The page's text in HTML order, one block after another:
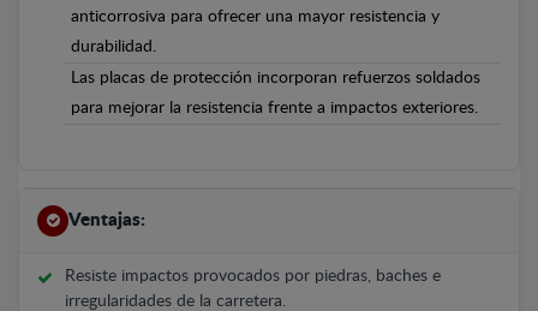
anticorrosiva para ofrecer una mayor resistencia y
durabilidad.
Las placas de protección incorporan refuerzos soldados
para mejorar la resistencia frente a impactos exteriores.
Ventajas:
Resiste impactos provocados por piedras, baches e
irregularidades de la carretera.